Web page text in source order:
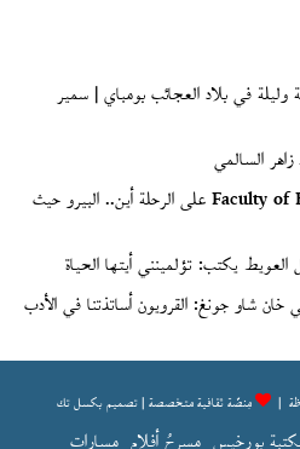
وليلة في بلاد العجائب بومباي | سمير
السالمي
Faculty ofعلىالرحلة أين.. البيرو حيث
العويط يكتب: تؤلمينني أيتها الحياة
خان شاو جونغ: القرويون أساتذتنا في الأدب
مِنصّة ثقافية متخصصة | تصميمبكسل تك